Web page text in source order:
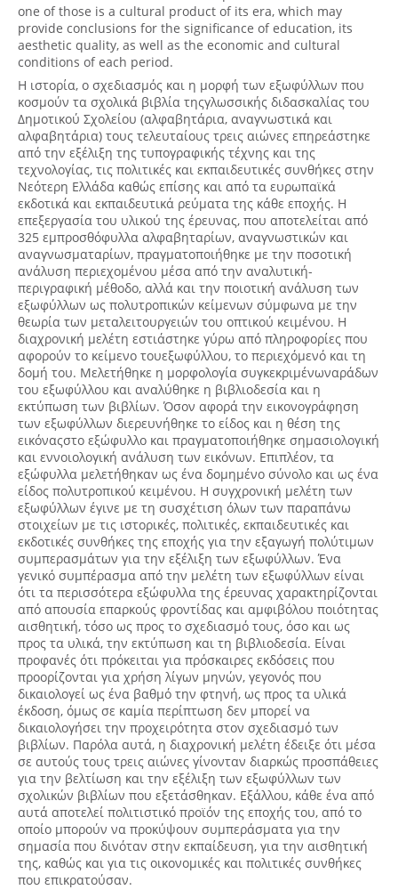
one of those is a cultural product of its era, which may
provide conclusions for the significance of education, its
aesthetic quality, as well as the economic and cultural
conditions of each period.
Η ιστορία, ο σχεδιασμός και η μορφή των εξωφύλλων που
κοσμούν τα σχολικά βιβλία τηςγλωσσικής διδασκαλίας του
Δημοτικού Σχολείου (αλφαβητάρια, αναγνωστικά και
αλφαβητάρια) τους τελευταίους τρεις αιώνες επηρεάστηκε
από την εξέλιξη της τυπογραφικής τέχνης και της
τεχνολογίας, τις πολιτικές και εκπαιδευτικές συνθήκες στην
Νεότερη Ελλάδα καθώς επίσης και από τα ευρωπαϊκά
εκδοτικά και εκπαιδευτικά ρεύματα της κάθε εποχής. Η
επεξεργασία του υλικού της έρευνας, που αποτελείται από
325 εμπροσθόφυλλα αλφαβηταρίων, αναγνωστικών και
αναγνωσματαρίων, πραγματοποιήθηκε με την ποσοτική
ανάλυση περιεχομένου μέσα από την αναλυτική-
περιγραφική μέθοδο, αλλά και την ποιοτική ανάλυση των
εξωφύλλων ως πολυτροπικών κείμενων σύμφωνα με την
θεωρία των μεταλειτουργειών του οπτικού κειμένου. Η
διαχρονική μελέτη εστιάστηκε γύρω από πληροφορίες που
αφορούν το κείμενο τουεξωφύλλου, το περιεχόμενό και τη
δομή του. Μελετήθηκε η μορφολογία συγκεκριμένωναράδων
του εξωφύλλου και αναλύθηκε η βιβλιοδεσία και η
εκτύπωση των βιβλίων. Όσον αφορά την εικονογράφηση
των εξωφύλλων διερευνήθηκε το είδος και η θέση της
εικόναςστο εξώφυλλο και πραγματοποιήθηκε σημασιολογική
και εννοιολογική ανάλυση των εικόνων. Επιπλέον, τα
εξώφυλλα μελετήθηκαν ως ένα δομημένο σύνολο και ως ένα
είδος πολυτροπικού κειμένου. Η συγχρονική μελέτη των
εξωφύλλων έγινε με τη συσχέτιση όλων των παραπάνω
στοιχείων με τις ιστορικές, πολιτικές, εκπαιδευτικές και
εκδοτικές συνθήκες της εποχής για την εξαγωγή πολύτιμων
συμπερασμάτων για την εξέλιξη των εξωφύλλων. Ένα
γενικό συμπέρασμα από την μελέτη των εξωφύλλων είναι
ότι τα περισσότερα εξώφυλλα της έρευνας χαρακτηρίζονται
από απουσία επαρκούς φροντίδας και αμφιβόλου ποιότητας
αισθητική, τόσο ως προς το σχεδιασμό τους, όσο και ως
προς τα υλικά, την εκτύπωση και τη βιβλιοδεσία. Είναι
προφανές ότι πρόκειται για πρόσκαιρες εκδόσεις που
προορίζονται για χρήση λίγων μηνών, γεγονός που
δικαιολογεί ως ένα βαθμό την φτηνή, ως προς τα υλικά
έκδοση, όμως σε καμία περίπτωση δεν μπορεί να
δικαιολογήσει την προχειρότητα στον σχεδιασμό των
βιβλίων. Παρόλα αυτά, η διαχρονική μελέτη έδειξε ότι μέσα
σε αυτούς τους τρεις αιώνες γίνονταν διαρκώς προσπάθειες
για την βελτίωση και την εξέλιξη των εξωφύλλων των
σχολικών βιβλίων που εξετάσθηκαν. Εξάλλου, κάθε ένα από
αυτά αποτελεί πολιτιστικό προϊόν της εποχής του, από το
οποίο μπορούν να προκύψουν συμπεράσματα για την
σημασία που δινόταν στην εκπαίδευση, για την αισθητική
της, καθώς και για τις οικονομικές και πολιτικές συνθήκες
που επικρατούσαν.